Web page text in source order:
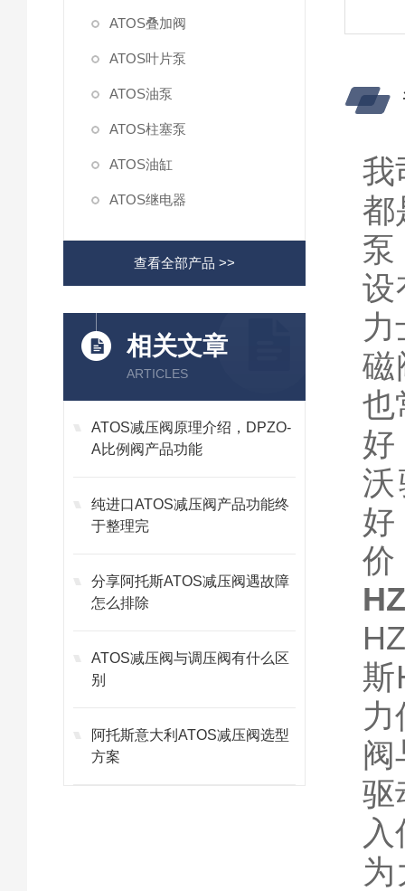
ATOS叠加阀
ATOS叶片泵
ATOS油泵
ATOS柱塞泵
ATOS油缸
ATOS继电器
查看全部产品 >>
相关文章
ARTICLES
ATOS减压阀原理介绍，DPZO-
A比例阀产品功能
纯进口ATOS减压阀产品功能终
于整理完
分享阿托斯ATOS减压阀遇故障
怎么排除
ATOS减压阀与调压阀有什么区
别
阿托斯意大利ATOS减压阀选型
方案
我
都
泵
设
磁
也
好
好
价
斯
阀
驱